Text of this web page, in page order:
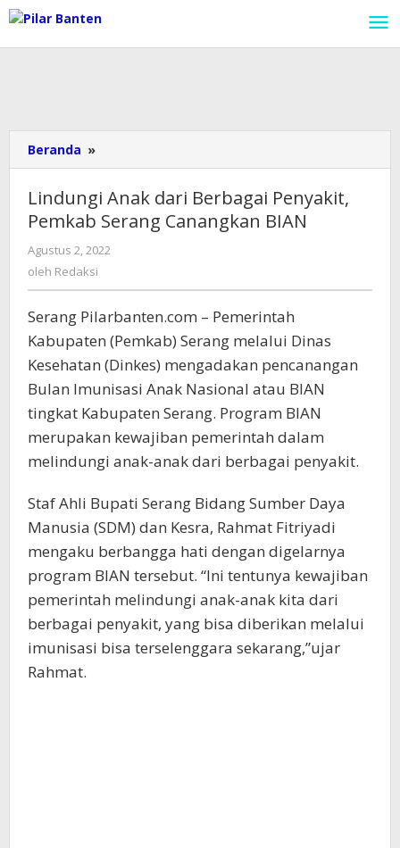
Lewati
ke
konten
Beranda »
Anak
Berbagai
Penyakit,
Pemkab
Lindungi Anak dari Berbagai Penyakit,
Pemkab Serang Canangkan BIAN
Agustus 2, 2022
oleh Redaksi
Serang Pilarbanten.com – Pemerintah
Kabupaten (Pemkab) Serang melalui Dinas
Kesehatan (Dinkes) mengadakan pencanangan
Bulan Imunisasi Anak Nasional atau BIAN
tingkat Kabupaten Serang. Program BIAN
merupakan kewajiban pemerintah dalam
melindungi anak-anak dari berbagai penyakit.
Staf Ahli Bupati Serang Bidang Sumber Daya
Manusia (SDM) dan Kesra, Rahmat Fitriyadi
mengaku berbangga hati dengan digelarnya
program BIAN tersebut. “Ini tentunya kewajiban
pemerintah melindungi anak-anak kita dari
berbagai penyakit, yang bisa diberikan melalui
imunisasi bisa terselenggara sekarang,”ujar
Rahmat.